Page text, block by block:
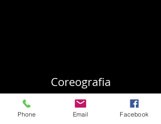
Coreografia
Phone Email Facebook